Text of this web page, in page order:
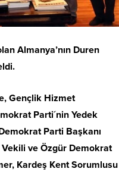
Almanya’nın Duren
Gençlik Hizmet
Parti´nin Yedek
Parti Başkanı
ve Özgür Demokrat
Kardeş Kent Sorumlusu